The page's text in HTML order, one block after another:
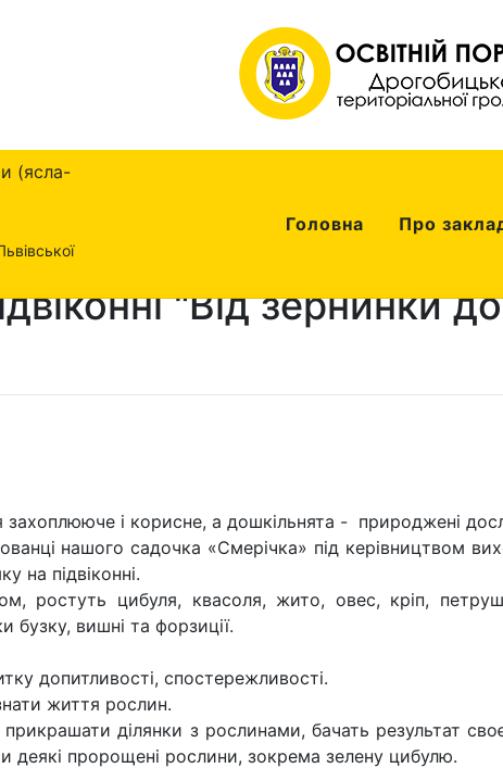
(ясла-
Головна Про
"Від зернинки
захоплююче і корисне, а дошкільнята - природжені
нашого садочка «Смерічка» під керівництвом
на підвіконні.
ростуть цибуля, квасоля, жито, овес, кріп,
бузку, вишні та форзиції.
допитливості, спостережливості.
життя рослин.
ділянки з рослинами, бачать результат
деякі пророщені рослини, зокрема зелену цибулю.